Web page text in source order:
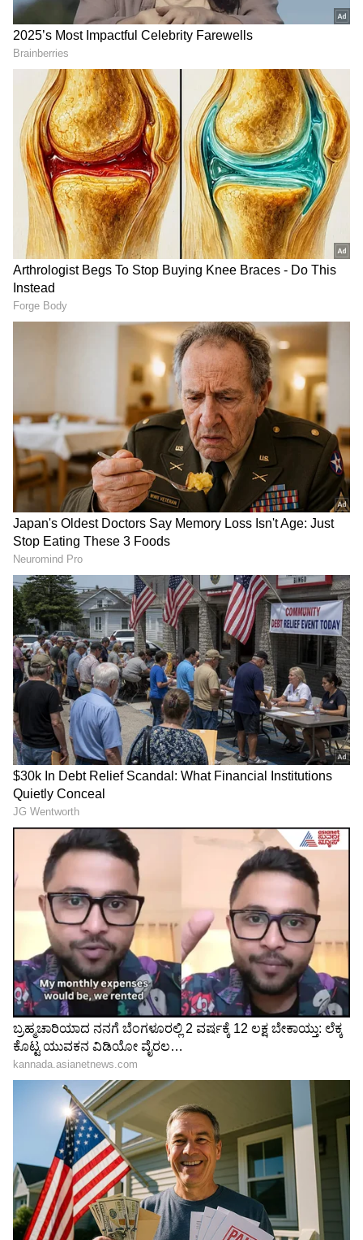
2
4
Image Credit :Asianet News
ಕೆವಿಎನ್‌ ಪ್ರೊಡಕ್ಷನ್‌
ಮತ್ತೊಂದು ವಿಶೇಷ ಎಂದರೆ ಈ ಚಿತ್ರವನ್ನು
ನಿರ್ಮಿಸುತ್ತಿರುವುದು ಕೆವಿಎನ್‌ ಪ್ರೊಡಕ್ಷನ್‌. ತಮಿಳುನಾಡು
ಸಿಎಂ ವಿಜಯ್‌ ನಟಿಸಿರುವ ‘ಜನನಾಯಗನ್‌’ ಚಿತ್ರದ ನಂತರ
ಮತ್ತೊಬ್ಬ ತಮಿಳಿನ ನಟನ ಸಿನಿಮಾ ಕೈಗೆತ್ತಿಕೊಂಡಿದೆ.
Related Articles
ಮೊಸರನ್ನ ತಿನ್ನುತ್ತಾ ಕ್ರಿಸ್‌ಮಸ್ ಶುಭಾಶಯ ತಿಳಿಸಿದ
ರುಕ್ಮಿಣಿ ವಸಂತ್‌ಗೆ ನೆಟ್ಟಿಗರು ಹೀಗಾ ಅನ್ನೋದು!
ಟಾಕ್ಸಿಕ್‌ನಂಥಾ ಸಿನಿಮಾ ಕನ್ನಡದಲ್ಲಾಗಲಿ, ಭಾರತೀಯ
ಭಾಷೆಗಳಲ್ಲಾಗಲೀ ಬಂದಿಲ್ಲ: ರುಕ್ಮಿಣಿ ವಸಂತ್‌
Image Credit : Instagram/@rukmini_vasanth
ವಿಶೇಷವಾದ ಕತೆ
ಇದು ಪ್ಯಾನ್‌ ಇಂಡಿಯಾ ಸಿನಿಮಾ ಆಗಿದ್ದು, ಬಹುಭಾಷೆಯಲ್ಲಿ
ಮೂಡಿ ಬರಲಿದೆ. ಇನ್ನೂ ಸೂರ್ಯ ಅವರಿಗೆ 50ನೇ
ಚಿತ್ರವಾಗಿರುವ ಕಾರಣ ವಿಶೇಷವಾದ ಕತೆಯನ್ನು ತೆರೆ ಮೇಲೆ
ತರಲು ಪ್ಲಾನ್‌ ಮಾಡಲಾಗುತ್ತಿದೆ.